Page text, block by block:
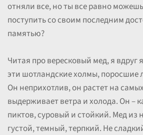
отняли все, но ты все равно
поступить со своим последним
памятью?
Читая про вересковый мед, я вдруг
эти шотландские холмы, поросшие
Он неприхотлив, он растет на
выдерживает ветра и холода. Он –
пиктов, суровый и стойкий. Мед из
густой, темный, терпкий. Не